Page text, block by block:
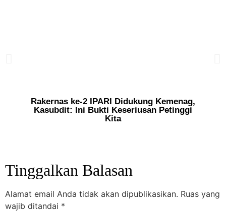
Rakernas ke-2 IPARI Didukung Kemenag,
Kasubdit: Ini Bukti Keseriusan Petinggi
Kita
Tinggalkan Balasan
Alamat email Anda tidak akan dipublikasikan. Ruas yang
wajib ditandai *